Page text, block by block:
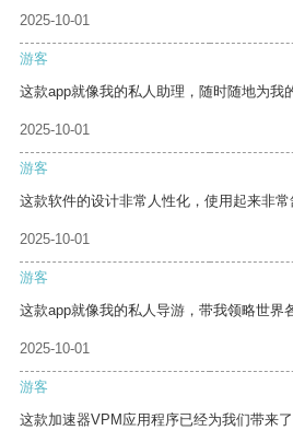
2025-10-01
游客
这款app就像我的私人助理，随时随地为我
2025-10-01
游客
这款软件的设计非常人性化，使用起来非常
2025-10-01
游客
这款app就像我的私人导游，带我领略世界
2025-10-01
游客
这款加速器VPM应用程序已经为我们带来